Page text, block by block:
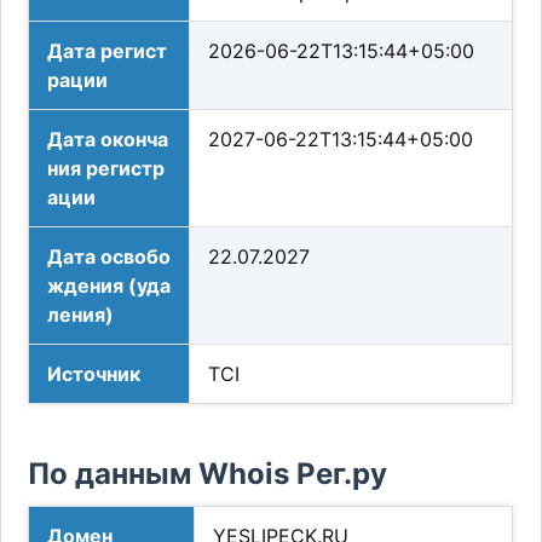
Дата регист
рации
2026-06-22T13:15:44+05:00
Дата оконча
ния регистр
ации
2027-06-22T13:15:44+05:00
Дата освобо
ждения (уда
ления)
22.07.2027
Источник TCI
По данным Whois Рег.ру
Домен YESLIPECK.RU